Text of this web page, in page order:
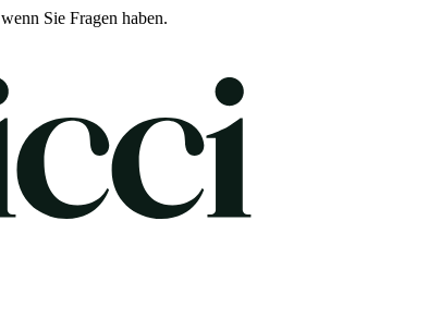
wenn Sie Fragen haben.